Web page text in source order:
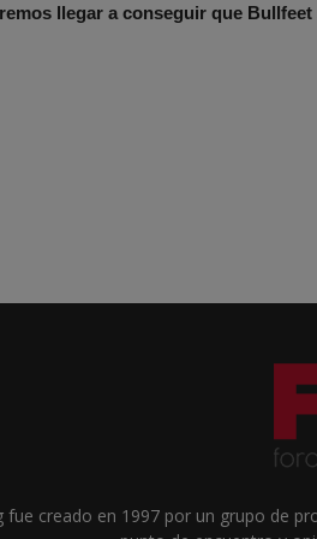
emos llegar a conseguir que
fue creado en 1997 por un grupo de